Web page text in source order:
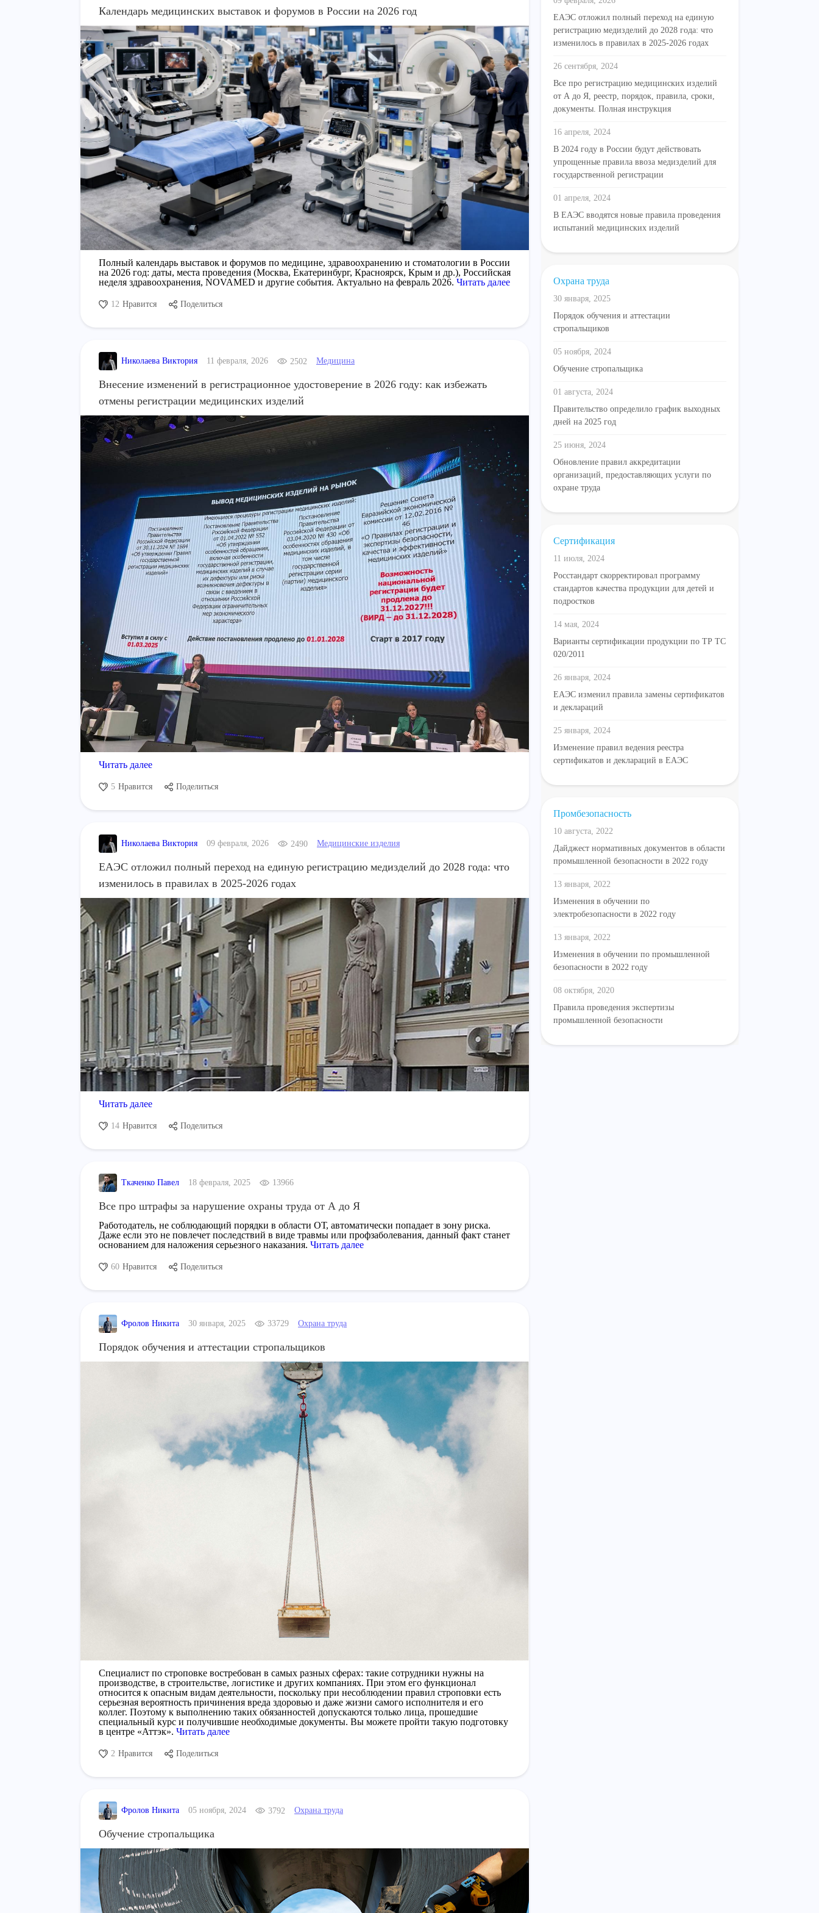
Календарь медицинских выставок и форумов в России на 2026 год
Полный календарь выставок и форумов по медицине, здравоохранению и стоматологии в России
на 2026 год: даты, места проведения (Москва, Екатеринбург, Красноярск, Крым и др.), Российская
неделя здравоохранения, NOVAMED и другие события. Актуально на февраль 2026. Читать далее
12 Нравится Поделиться
Николаева Виктория 11 февраля, 2026 2502 Медицина
Внесение изменений в регистрационное удостоверение в 2026 году: как избежать
отмены регистрации медицинских изделий
Читать далее
5 Нравится Поделиться
Николаева Виктория 09 февраля, 2026 2490 Медицинские изделия
ЕАЭС отложил полный переход на единую регистрацию медизделий до 2028 года: что
изменилось в правилах в 2025-2026 годах
Читать далее
14 Нравится Поделиться
Ткаченко Павел 18 февраля, 2025 13966
Все про штрафы за нарушение охраны труда от А до Я
Работодатель, не соблюдающий порядки в области ОТ, автоматически попадает в зону риска.
Даже если это не повлечет последствий в виде травмы или профзаболевания, данный факт станет
основанием для наложения серьезного наказания. Читать далее
60 Нравится Поделиться
Фролов Никита 30 января, 2025 33729 Охрана труда
Порядок обучения и аттестации стропальщиков
Специалист по строповке востребован в самых разных сферах: такие сотрудники нужны на
производстве, в строительстве, логистике и других компаниях. При этом его функционал
относится к опасным видам деятельности, поскольку при несоблюдении правил строповки есть
серьезная вероятность причинения вреда здоровью и даже жизни самого исполнителя и его
коллег. Поэтому к выполнению таких обязанностей допускаются только лица, прошедшие
специальный курс и получившие необходимые документы. Вы можете пройти такую подготовку
в центре «Аттэк». Читать далее
2 Нравится Поделиться
Фролов Никита 05 ноября, 2024 3792 Охрана труда
Обучение стропальщика
ЕАЭС отложил полный переход на единую
регистрацию медизделий до 2028 года: что
изменилось в правилах в 2025-2026 годах
26 сентября, 2024
Все про регистрацию медицинских изделий
от А до Я, реестр, порядок, правила, сроки,
документы. Полная инструкция
16 апреля, 2024
В 2024 году в России будут действовать
упрощенные правила ввоза медизделий для
государственной регистрации
01 апреля, 2024
В ЕАЭС вводятся новые правила проведения
испытаний медицинских изделий
Охрана труда
30 января, 2025
Порядок обучения и аттестации
стропальщиков
05 ноября, 2024
Обучение стропальщика
01 августа, 2024
Правительство определило график выходных
дней на 2025 год
25 июня, 2024
Обновление правил аккредитации
организаций, предоставляющих услуги по
охране труда
Сертификация
11 июля, 2024
Росстандарт скорректировал программу
стандартов качества продукции для детей и
подростков
14 мая, 2024
Варианты сертификации продукции по ТР ТС
020/2011
26 января, 2024
ЕАЭС изменил правила замены сертификатов
и деклараций
25 января, 2024
Изменение правил ведения реестра
сертификатов и деклараций в ЕАЭС
Промбезопасность
10 августа, 2022
Дайджест нормативных документов в области
промышленной безопасности в 2022 году
13 января, 2022
Изменения в обучении по
электробезопасности в 2022 году
13 января, 2022
Изменения в обучении по промышленной
безопасности в 2022 году
08 октября, 2020
Правила проведения экспертизы
промышленной безопасности